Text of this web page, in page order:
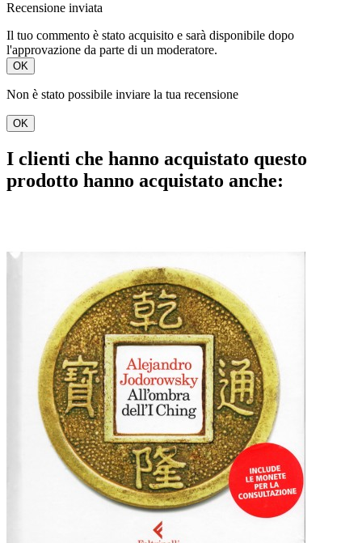
Recensione inviata
Il tuo commento è stato acquisito e sarà disponibile dopo
l'approvazione da parte di un moderatore.
OK
Non è stato possibile inviare la tua recensione
OK
I clienti che hanno acquistato questo
prodotto hanno acquistato anche: